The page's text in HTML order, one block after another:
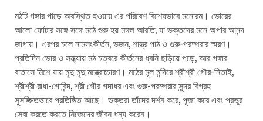
মঠটি গঙ্গার পাড়ে অবস্থিত হওয়ায় এর পরিবেশ বিশেষভাবে মনোরম। ভোরের
আলো ফোটার সঙ্গে সঙ্গে মঠে শুরু হয় মঙ্গল আরতি, যা ভক্তদের মনে অপার আনন্দ
জাগায়। এরপর চলে নামসংকীর্তন, ভজন, শাস্ত্র পাঠ ও গুরু-পরম্পরার স্মরণ।
প্রতিদিন ভোর ও সন্ধ্যায় মঠ চত্বরে কীর্তনের ধ্বনি ছড়িয়ে পড়ে, আর গঙ্গার
বাতাসে মিশে যায় মৃদু মৃদু মন্ত্রোচ্চারণ। মঠের মূল মন্দিরে শ্রীশ্রী গৌর-নিতাই,
শ্রীশ্রী রাধা-গোবিন্দ, শ্রী গৌর গদাধর এবং গুরু-পরম্পরার সুন্দর বিগ্রহ
সুসজ্জিতভাবে প্রতিষ্ঠিত আছে। ভক্তরা তাঁদের দর্শন করে, পূজা করে এবং প্রভুর
সেবা করতে করতে নিজেদের জীবন ধন্য করেন।